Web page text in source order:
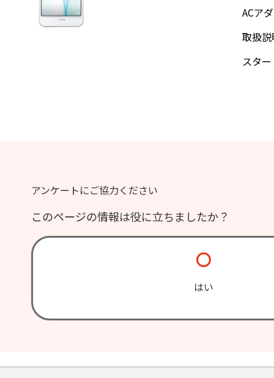
ACア
取扱
スタ
アンケートにご協力ください
このページの情報は役に立ちましたか？
はい